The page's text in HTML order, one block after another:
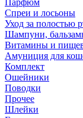
Парфюм
Спреи и лосьоны
Уход за полостью
Шампуни,
Витамины и
Амуниция для
Комплект
Ошейники
Поводки
Прочее
Шлейки